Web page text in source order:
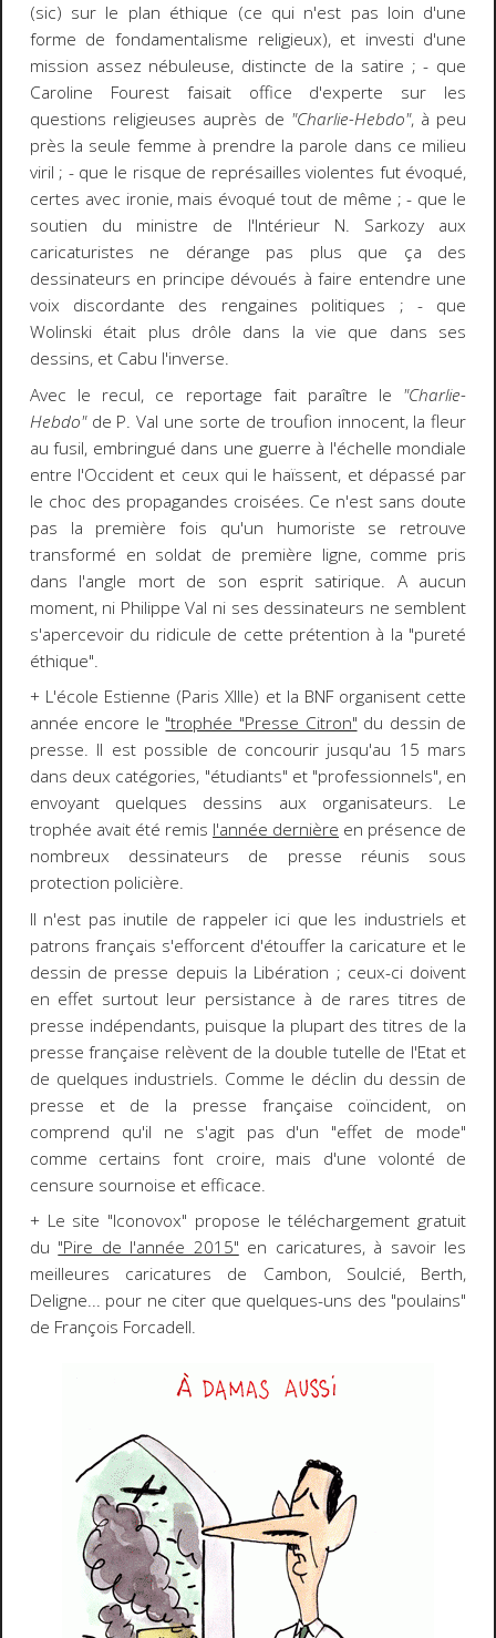
(sic) sur le plan éthique (ce qui n'est pas loin d'une
forme de fondamentalisme religieux), et investi d'une
mission assez nébuleuse, distincte de la satire ; - que
Caroline Fourest faisait office d'experte sur les
questions religieuses auprès de "Charlie-Hebdo", à peu
près la seule femme à prendre la parole dans ce milieu
viril ; - que le risque de représailles violentes fut évoqué,
certes avec ironie, mais évoqué tout de même ; - que le
soutien du ministre de l'Intérieur N. Sarkozy aux
caricaturistes ne dérange pas plus que ça des
dessinateurs en principe dévoués à faire entendre une
voix discordante des rengaines politiques ; - que
Wolinski était plus drôle dans la vie que dans ses
dessins, et Cabu l'inverse.
Avec le recul, ce reportage fait paraître le "Charlie-
Hebdo"de P. Val une sorte de troufion innocent, la fleur
au fusil, embringué dans une guerre à l'échelle mondiale
entre l'Occident et ceux qui le haïssent, et dépassé par
le choc des propagandes croisées. Ce n'est sans doute
pas la première fois qu'un humoriste se retrouve
transformé en soldat de première ligne, comme pris
dans l'angle mort de son esprit satirique. A aucun
moment, ni Philippe Val ni ses dessinateurs ne semblent
s'apercevoir du ridicule de cette prétention à la "pureté
éthique".
+ L'école Estienne (Paris XIIIe) et la BNF organisent cette
année encore le "trophée "Presse Citron" du dessin de
presse. Il est possible de concourir jusqu'au 15 mars
dans deux catégories, "étudiants" et "professionnels", en
envoyant quelques dessins aux organisateurs. Le
trophée avait été remis l'année dernière en présence de
nombreux dessinateurs de presse réunis sous
protection policière.
Il n'est pas inutile de rappeler ici que les industriels et
patrons français s'efforcent d'étouffer la caricature et le
dessin de presse depuis la Libération ; ceux-ci doivent
en effet surtout leur persistance à de rares titres de
presse indépendants, puisque la plupart des titres de la
presse française relèvent de la double tutelle de l'Etat et
de quelques industriels. Comme le déclin du dessin de
presse et de la presse française coïncident, on
comprend qu'il ne s'agit pas d'un "effet de mode"
comme certains font croire, mais d'une volonté de
censure sournoise et efficace.
+ Le site "Iconovox" propose le téléchargement gratuit
du "Pire de l'année 2015" en caricatures, à savoir les
meilleures caricatures de Cambon, Soulcié, Berth,
Deligne... pour ne citer que quelques-uns des "poulains"
de François Forcadell.